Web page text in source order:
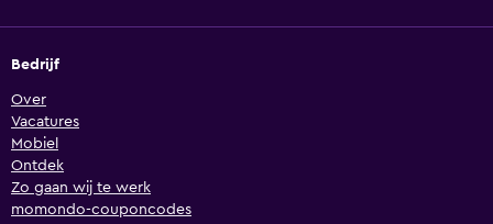
Bedrijf
Over
Vacatures
Mobiel
Ontdek
Zo gaan wij te werk
momondo-couponcodes